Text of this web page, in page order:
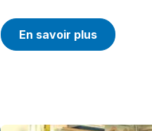
En savoir plus